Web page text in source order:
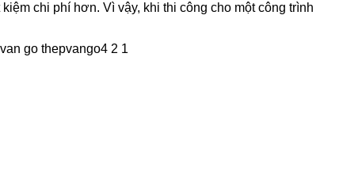
chi phí hơn. Vì vậy, khi thi công cho một công trình